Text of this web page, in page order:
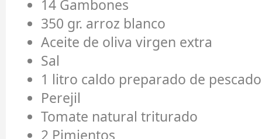
14 Gambones
350 gr. arroz blanco
Aceite de oliva virgen extra
Sal
1 litro caldo preparado de pescado
Perejil
Tomate natural triturado
2 Pimientos